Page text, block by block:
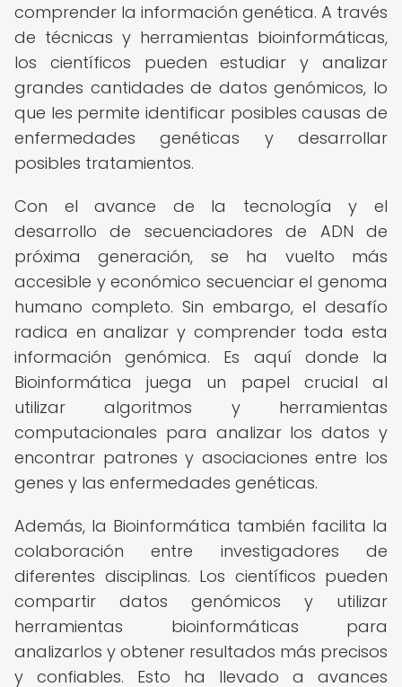
comprender la información genética. A través
de técnicas y herramientas bioinformáticas,
los científicos pueden estudiar y analizar
grandes cantidades de datos genómicos, lo
que les permite identificar posibles causas de
enfermedades genéticas y desarrollar
posibles tratamientos.
Con el avance de la tecnología y el
desarrollo de secuenciadores de ADN de
próxima generación, se ha vuelto más
accesible y económico secuenciar el genoma
humano completo. Sin embargo, el desafío
radica en analizar y comprender toda esta
información genómica. Es aquí donde la
Bioinformática juega un papel crucial al
utilizar algoritmos y herramientas
computacionales para analizar los datos y
encontrar patrones y asociaciones entre los
genes y las enfermedades genéticas.
Además, la Bioinformática también facilita la
colaboración entre investigadores de
diferentes disciplinas. Los científicos pueden
compartir datos genómicos y utilizar
herramientas bioinformáticas para
analizarlos y obtener resultados más precisos
y confiables. Esto ha llevado a avances